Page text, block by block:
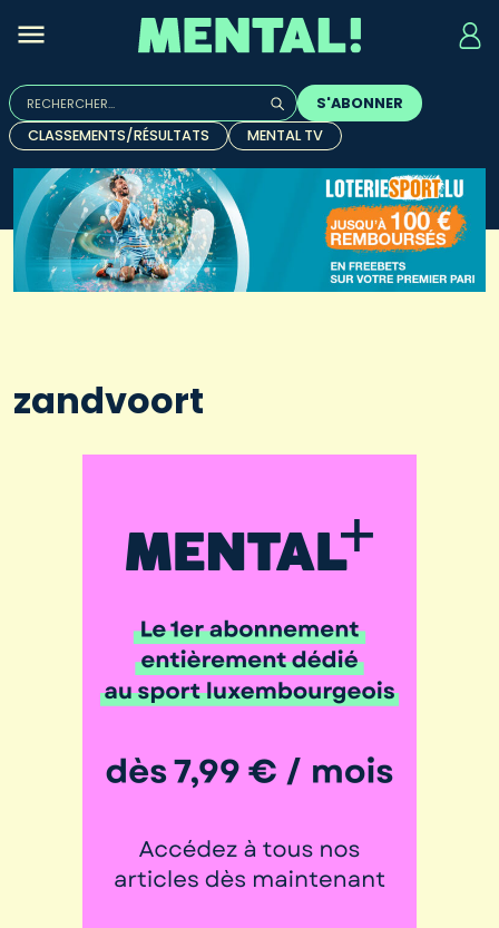
Rechercher :
Quand les résultats de l'auto-complétion sont
S'ABONNER
CLASSEMENTS/RÉSULTATS
MENTAL TV
zandvoort